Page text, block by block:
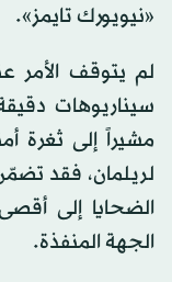
«نيويورك تايمز».
لم يتوقف الأمر
سيناريوهات
مشيراً إلى ثغرة
لريلمان، فقد
الضحايا إلى
الجهة المنفذة.